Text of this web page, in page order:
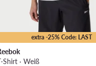
extra -25% Code: LAST
Shirt · Weiß